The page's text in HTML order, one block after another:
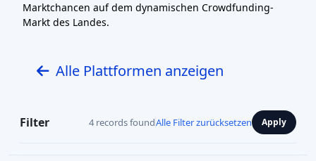
Marktchancen auf dem dynamischen Crowdfunding-
Markt des Landes.
Alle Plattformen anzeigen
Filter 4 records foundAlle Filter zurücksetzen Apply